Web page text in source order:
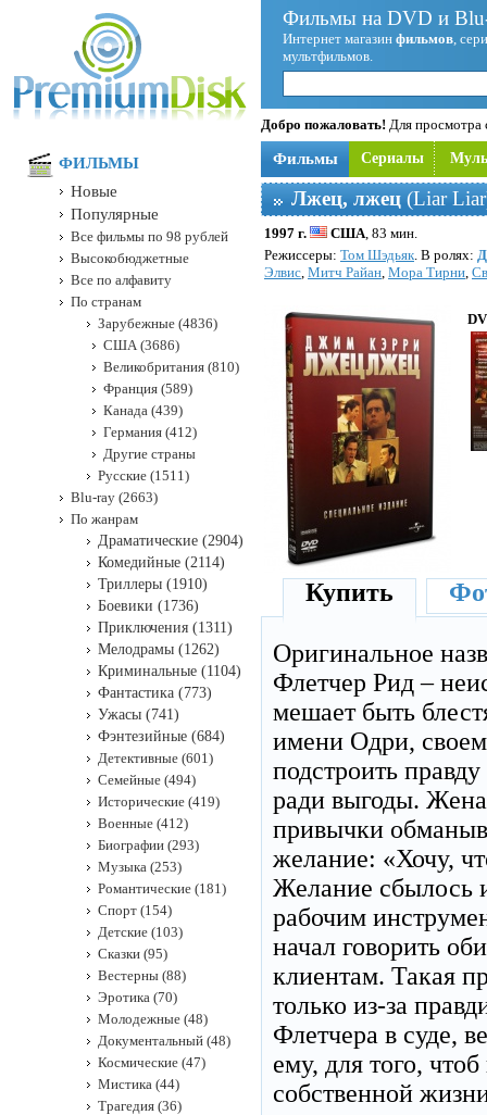
Фильмы на DVD и
Интернет магазин фильмов,
мультфильмов.
Добро пожаловать! Для просмотра
Фильмы Сериалы
Лжец, лжец (Liar
1997 г. США, 83 мин.
Режисcеры: Том Шэдьяк. В ролях:
Элвис, Митч Райан, Мора Тирни,
Купить
Оригинальное
Флетчер Рид –
мешает быть
имени Одри,
подстроить
ради выгоды. Жена
привычки
желание: «Хочу,
Желание сбылось
рабочим
начал говорить
клиентам. Такая
только из-за
Флетчера в суде,
ему, для того,
собственной
ФИЛЬМЫ
Новые
Популярные
Все фильмы по 98 рублей
Высокобюджетные
Все по алфавиту
По странам
Зарубежные (4836)
США (3686)
Великобритания (810)
Франция (589)
Канада (439)
Германия (412)
Другие страны
Русские (1511)
Blu-ray (2663)
По жанрам
Драматические (2904)
Комедийные (2114)
Триллеры (1910)
Боевики (1736)
Приключения (1311)
Мелодрамы (1262)
Криминальные (1104)
Фантастика (773)
Ужасы (741)
Фэнтезийные (684)
Детективные (601)
Семейные (494)
Исторические (419)
Военные (412)
Биографии (293)
Музыка (253)
Романтические (181)
Спорт (154)
Детские (103)
Сказки (95)
Вестерны (88)
Эротика (70)
Молодежные (48)
Документальный (48)
Космические (47)
Мистика (44)
Трагедия (36)